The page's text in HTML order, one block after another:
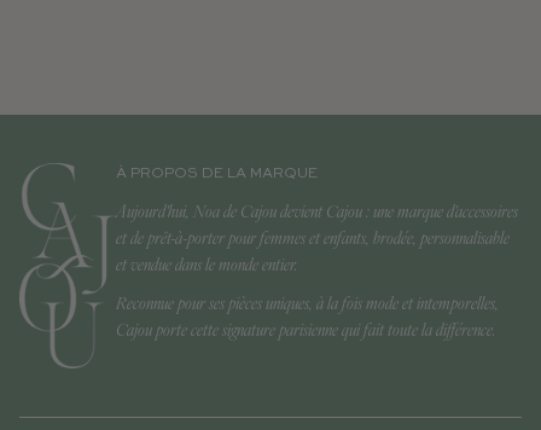
À PROPOS DE LA MARQUE
Aujourd'hui, Noa de Cajou devient Cajou : une marque d'accessoires
et de prêt-à-porter pour femmes et enfants, brodée, personnalisable
et vendue dans le monde entier.
Reconnue pour ses pièces uniques, à la fois mode et intemporelles,
Cajou porte cette signature parisienne qui fait toute la différence.